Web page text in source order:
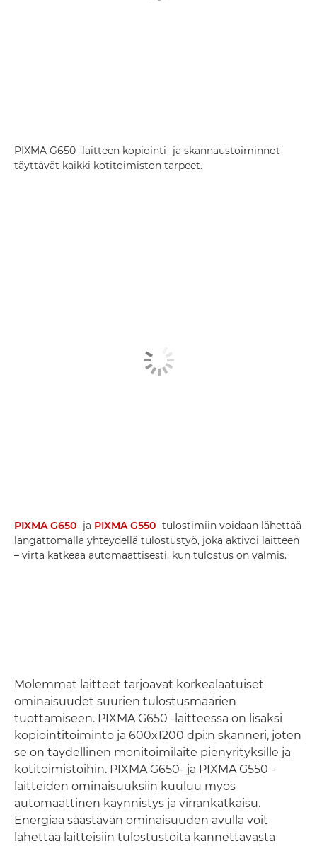
PIXMA G650 -laitteen kopiointi- ja skannaustoiminnot
täyttävät kaikki kotitoimiston tarpeet.
PIXMA G650- ja PIXMA G550 -tulostimiin voidaan lähettää
langattomalla yhteydellä tulostustyö, joka aktivoi laitteen
– virta katkeaa automaattisesti, kun tulostus on valmis.
Molemmat laitteet tarjoavat korkealaatuiset
ominaisuudet suurien tulostusmäärien
tuottamiseen. PIXMA G650 -laitteessa on lisäksi
kopiointitoiminto ja 600x1200 dpi:n skanneri, joten
se on täydellinen monitoimilaite pienyrityksille ja
kotitoimistoihin. PIXMA G650- ja PIXMA G550 -
laitteiden ominaisuuksiin kuuluu myös
automaattinen käynnistys ja virrankatkaisu.
Energiaa säästävän ominaisuuden avulla voit
lähettää laitteisiin tulostustöitä kannettavasta